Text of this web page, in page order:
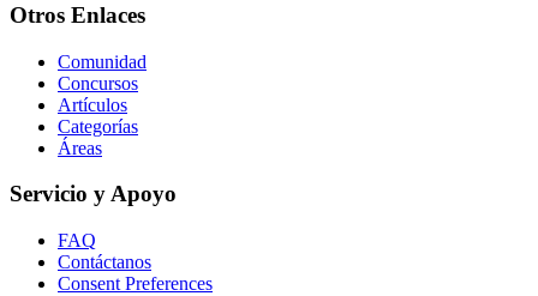
Otros Enlaces
Comunidad
Concursos
Artículos
Categorías
Áreas
Servicio y Apoyo
FAQ
Contáctanos
Consent Preferences